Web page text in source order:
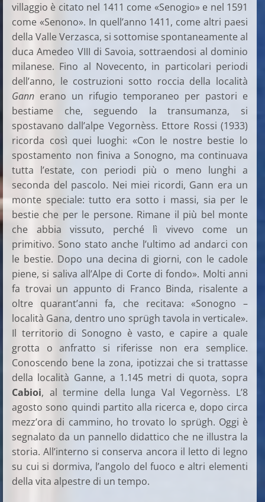
villaggio è citato nel 1411 come «Senogio» e nel 1591
come «Senono». In quell’anno 1411, come altri paesi
della Valle Verzasca, si sottomise spontaneamente al
duca Amedeo VIII di Savoia, sottraendosi al dominio
milanese. Fino al Novecento, in particolari periodi
dell’anno, le costruzioni sotto roccia della località
Gann erano un rifugio temporaneo per pastori e
bestiame che, seguendo la transumanza, si
spostavano dall’alpe Vegornèss. Ettore Rossi (1933)
ricorda così quei luoghi: «Con le nostre bestie lo
spostamento non finiva a Sonogno, ma continuava
tutta l’estate, con periodi più o meno lunghi a
seconda del pascolo. Nei miei ricordi, Gann era un
monte speciale: tutto era sotto i massi, sia per le
bestie che per le persone. Rimane il più bel monte
che abbia vissuto, perché lì vivevo come un
primitivo. Sono stato anche l’ultimo ad andarci con
le bestie. Dopo una decina di giorni, con le cadole
piene, si saliva all’Alpe di Corte di fondo». Molti anni
fa trovai un appunto di Franco Binda, risalente a
oltre quarant’anni fa, che recitava: «Sonogno –
località Gana, dentro uno sprügh tavola in verticale».
Il territorio di Sonogno è vasto, e capire a quale
grotta o anfratto si riferisse non era semplice.
Conoscendo bene la zona, ipotizzai che si trattasse
della località Ganne, a 1.145 metri di quota, sopra
Cabioi, al termine della lunga Val Vegornèss. L’8
agosto sono quindi partito alla ricerca e, dopo circa
mezz’ora di cammino, ho trovato lo sprügh. Oggi è
segnalato da un pannello didattico che ne illustra la
storia. All’interno si conserva ancora il letto di legno
su cui si dormiva, l’angolo del fuoco e altri elementi
della vita alpestre di un tempo.